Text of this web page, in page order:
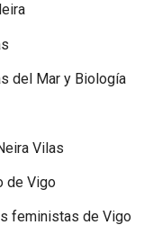
del Mar y Biología
Vilas
de Vigo
feministas de Vigo